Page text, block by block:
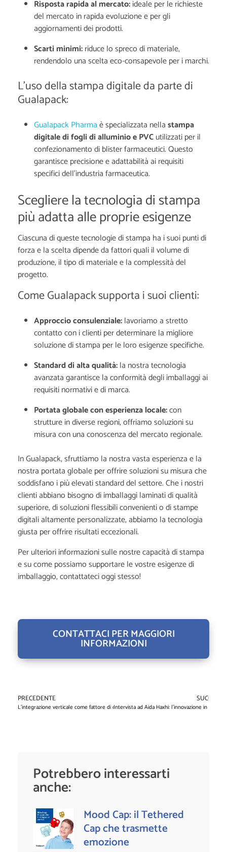
Risposta rapida al mercato:ideale per le richieste
del mercato in rapida evoluzione e per gli
aggiornamenti dei prodotti.
Scarti minimi:riduce lo spreco di materiale,
rendendolo una scelta eco-consapevole per i marchi.
L'uso della stampa digitale da parte di
Gualapack:
Gualapack Pharmaè specializzata nellastampa
digitale di fogli di alluminio e PVCutilizzati per il
confezionamento di blister farmaceutici. Questo
garantisce precisione e adattabilità ai requisiti
specifici dell'industria farmaceutica.
Scegliere la tecnologia di stampa
più adatta alle proprie esigenze
Ciascuna di queste tecnologie di stampa ha i suoi punti di
forza e la scelta dipende da fattori quali il volume di
produzione, il tipo di materiale e la complessità del
progetto.
Come Gualapack supporta i suoi clienti:
Approccio consulenziale:lavoriamo a stretto
contatto con i clienti per determinare la migliore
soluzione di stampa per le loro esigenze specifiche.
Standard di alta qualità:la nostra tecnologia
avanzata garantisce la conformità degli imballaggi ai
requisiti normativi e di marca.
Portata globale con esperienza locale:con
strutture in diverse regioni, offriamo soluzioni su
misura con una conoscenza del mercato regionale.
In Gualapack, sfruttiamo la nostra vasta esperienza e la
nostra portata globale per offrire soluzioni su misura che
soddisfano i più elevati standard del settore. Che i nostri
clienti abbiano bisogno di imballaggi laminati di qualità
superiore, di soluzioni flessibili convenienti o di stampe
digitali altamente personalizzate, abbiamo la tecnologia
giusta per offrire risultati eccezionali.
Per ulteriori informazioni sulle nostre capacità di stampa
e su come possiamo supportare le vostre esigenze di
imballaggio, contattateci oggi stesso!
CONTATTACI PER MAGGIORI
INFORMAZIONI
PRECEDENTE
L'integrazione verticale come fattore di cambiamento per...Intervista ad Aida Haxhi: l'innovazione in
Potrebbero interessarti
anche:
Mood Cap: il Tethered
Cap che trasmette
emozione